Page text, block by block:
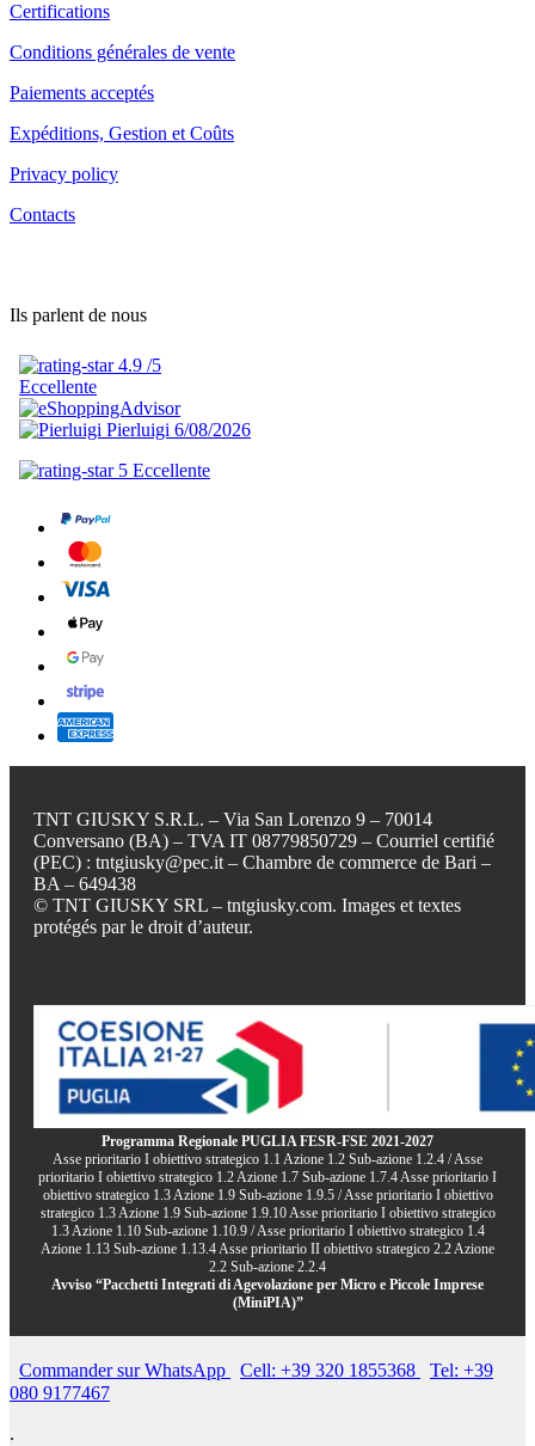
Certifications
Conditions générales de vente
Paiements acceptés
Expéditions, Gestion et Coûts
Privacy policy
Contacts
Ils parlent de nous
TNT GIUSKY S.R.L. – Via San Lorenzo 9 – 70014
Conversano (BA) – TVA IT 08779850729 – Courriel certifié
(PEC) : tntgiusky@pec.it – Chambre de commerce de Bari –
BA – 649438
© TNT GIUSKY SRL – tntgiusky.com. Images et textes
protégés par le droit d’auteur.
Programma Regionale PUGLIA FESR-FSE 2021-2027
Asse prioritario I obiettivo strategico 1.1 Azione 1.2 Sub-azione 1.2.4 / Asse
prioritario I obiettivo strategico 1.2 Azione 1.7 Sub-azione 1.7.4 Asse prioritario I
obiettivo strategico 1.3 Azione 1.9 Sub-azione 1.9.5 / Asse prioritario I obiettivo
strategico 1.3 Azione 1.9 Sub-azione 1.9.10 Asse prioritario I obiettivo strategico
1.3 Azione 1.10 Sub-azione 1.10.9 / Asse prioritario I obiettivo strategico 1.4
Azione 1.13 Sub-azione 1.13.4 Asse prioritario II obiettivo strategico 2.2 Azione
2.2 Sub-azione 2.2.4
Avviso “Pacchetti Integrati di Agevolazione per Micro e Piccole Imprese
(MiniPIA)”
Commander sur WhatsApp Cell: +39 320 1855368
Tel: +39
080 9177467
.